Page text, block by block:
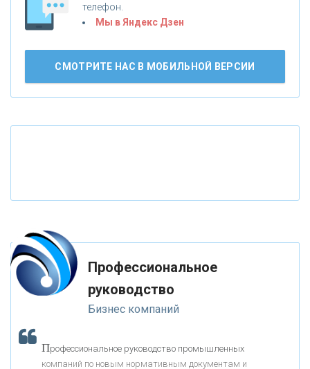
«БАНК ВОЗРОЖДЕНИЕ»
АО «КРЕДИТ ЕВРОПА БАНК»
«ФК ОТКРЫТИЕ»
«ЗАПСИБКОМБАНК»
«РОСЕВРОБАНК»
«ПРЕСС-СЛУЖБА ВТБ24»
Банки.ру обновил логотип впервые за 19 лет -
телефон.
Мы в Яндекс Дзен
СМОТРИТЕ НАС В МОБИЛЬНОЙ ВЕРСИИ
Профессиональное
руководство
Бизнес компаний
Профессиональное руководство промышленных
компаний по новым нормативным документам и